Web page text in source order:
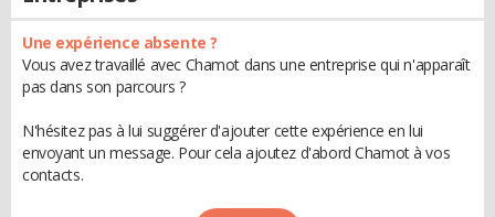
Une expérience absente ?
Vous avez travaillé avec Chamot dans une entreprise qui n'apparaît
pas dans son parcours ?
N'hésitez pas à lui suggérer d'ajouter cette expérience en lui
envoyant un message. Pour cela ajoutez d'abord Chamot à vos
contacts.